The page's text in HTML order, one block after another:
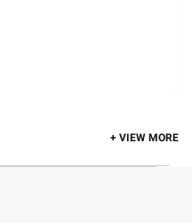
+ VIEW MORE